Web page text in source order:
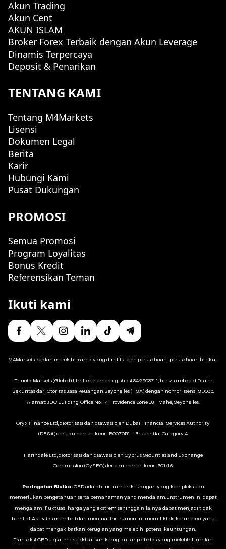
Akun Trading
Akun Cent
AKUN ISLAM
Broker Forex Terbaik dengan Akun Leverage
Dinamis Terpercaya
Deposit & Penarikan
TENTANG KAMI
Tentang M4Markets
Lisensi
Dokumen Legal
Berita
Karir
Hubungi Kami
Pusat Dukungan
PROMOSI
Semua Promosi
Program Loyalitas
Bonus Kredit
Referensikan Teman
Ikuti kami
M4Markets adalah merek bersama yang dimiliki oleh perusahaan-perusahaan berikut:
Trinota Markets (Global) Limited, nomor registrasi 8425037-1, berizin sebagai Dealer
Sekuritas dari Otoritas Jasa Keuangan Seychelles (FSA) dengan nomor lisensi SD035.
Alamat: JUC Building, Office No.F4, Providence Zone 18, Mahé, Seychelles.
Oryx Finance Ltd, diotorisasi dan diawasi oleh Dubai Financial Services Authority
(DFSA) dengan nomor lisensi F007051 – Prudential Category 4.
Harindale Ltd, diotorisasi dan diawasi oleh Cyprus Securities and Exchange
Commission (CySEC) dengan nomor lisensi 301/16.
Peringatan Risiko:CFD adalah instrumen keuangan yang kompleks dan
memerlukan pengetahuan serta pemahaman yang mendalam. Instrumen ini dapat
mengalami fluktuasi harga yang ekstrem sehingga nilainya dapat menjadi tidak
bernilai. Aktivitas membeli dan menjual instrumen ini memiliki risiko inheren yang
dapat mengakibatkan kerugian yang melebihi potensi keuntungan.
Transaksi CFD dapat mengakibatkan kerugian tanpa batas yang melebihi jumlah